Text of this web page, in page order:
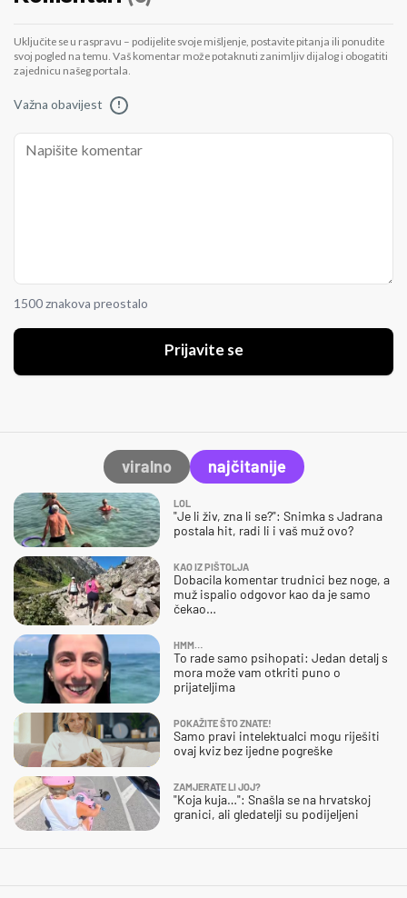
Uključite se u raspravu – podijelite svoje mišljenje, postavite pitanja ili ponudite
svoj pogled na temu. Vaš komentar može potaknuti zanimljiv dijalog i obogatiti
zajednicu našeg portala.
Važna obavijest !
1500 znakova preostalo
Prijavite se
viralno najčitanije
LOL
"Je li živ, zna li se?": Snimka s Jadrana
postala hit, radi li i vaš muž ovo?
KAO IZ PIŠTOLJA
Dobacila komentar trudnici bez noge, a
muž ispalio odgovor kao da je samo
čekao…
HMM…
To rade samo psihopati: Jedan detalj s
mora može vam otkriti puno o
prijateljima
POKAŽITE ŠTO ZNATE!
Samo pravi intelektualci mogu riješiti
ovaj kviz bez ijedne pogreške
ZAMJERATE LI JOJ?
"Koja kuja…": Snašla se na hrvatskoj
granici, ali gledatelji su podijeljeni